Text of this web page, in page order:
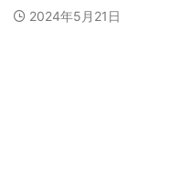
2024年5月21日